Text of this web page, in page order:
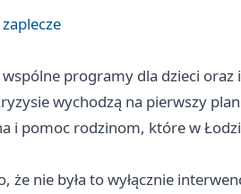
programy dla dzieci oraz
wychodzą na pierwszy
i pomoc rodzinom, które w
że nie była to wyłącznie